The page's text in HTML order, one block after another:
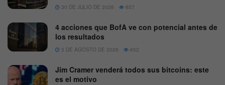
30 DE JULIO DE 2026 657
4 acciones que BofA ve con potencial antes de
los resultados
3 DE AGOSTO DE 2026 652
Jim Cramer venderá todos sus bitcoins: este
es el motivo